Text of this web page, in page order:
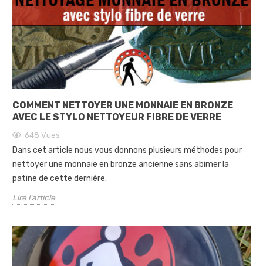
COMMENT NETTOYER UNE MONNAIE EN BRONZE
AVEC LE STYLO NETTOYEUR FIBRE DE VERRE
648 Vues
Dans cet article nous vous donnons plusieurs méthodes pour
nettoyer une monnaie en bronze ancienne sans abimer la
patine de cette dernière.
Lire l'article